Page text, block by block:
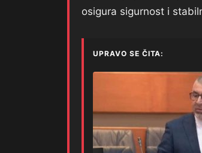
osigura sigurnost i
UPRAVO SE ČITA: